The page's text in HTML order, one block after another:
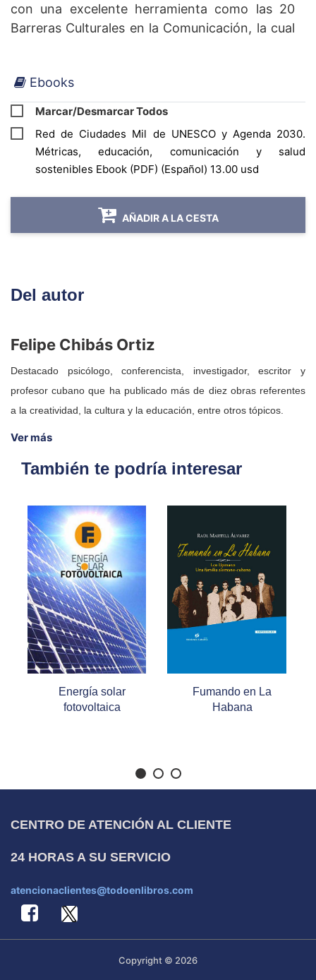
con una excelente herramienta como las 20
Barreras Culturales en la Comunicación, la cual
establecer estrategias organizativas y
educativas que coadyuven al cambio y faciliten
lectura de cada una de las páginas de este libro
se sorprenderá del maravilloso cambio que
Ebooks
Marcar/Desmarcar Todos
Red de Ciudades Mil de UNESCO y Agenda 2030.
Métricas, educación, comunicación y salud
sostenibles Ebook (PDF) (Español) 13.00 usd
AÑADIR A LA CESTA
Del autor
Felipe Chibás Ortiz
Destacado psicólogo, conferencista, investigador, escritor y
profesor cubano que ha publicado más de diez obras referentes
a la creatividad, la cultura y la educación, entre otros tópicos.
Ver más
También te podría interesar
Energía solar
fotovoltaica
Fumando en La
Habana
CENTRO DE ATENCIÓN AL CLIENTE
24 HORAS A SU SERVICIO
atencionaclientes@todoenlibros.com
Copyright © 2026